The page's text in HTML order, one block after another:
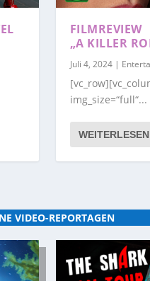
FILMREVIEW
„A KILLER
Juli 4, 2024|
img_size=“full“...
WEITERLESEN
VIDEO-REPORTAGEN